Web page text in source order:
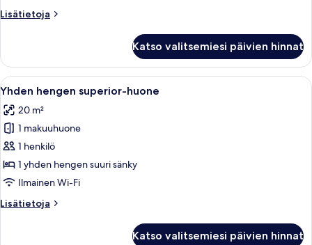
tai
kuvat
Lisätietoja
Lisätietoja
superior-
huone
(yksi
kaksi
sänkyä)
Katso valitsemiesi päivien hinnat
Avaa
kaikki
huonetyypin
Yhden
hengen
superior-
huone
Hotellihuone, jossa on puinen
6
Yhden hengen superior-huone
20 m²
1 makuuhuone
1 henkilö
1 yhden hengen suuri sänky
Ilmainen Wi-Fi
Lisätietoja
Lisätietoja
Katso valitsemiesi päivien hinnat